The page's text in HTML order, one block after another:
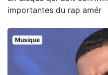
importantes du rap amér
Musique